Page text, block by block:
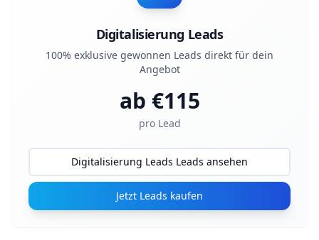
Digitalisierung Leads
100% exklusive gewonnen Leads direkt für dein
Angebot
ab €115
pro Lead
Digitalisierung Leads Leads ansehen
Jetzt Leads kaufen